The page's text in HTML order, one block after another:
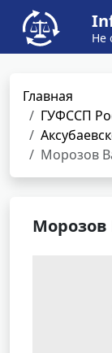
Не
Главная
ГУФССП
Морозов
Морозов